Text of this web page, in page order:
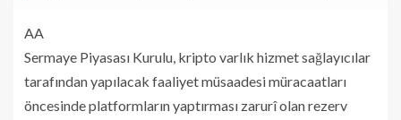
AA
Sermaye Piyasası Kurulu, kripto varlık hizmet sağlayıcılar
tarafından yapılacak faaliyet müsaadesi müracaatları
öncesinde platformların yaptırması zarurî olan rezerv